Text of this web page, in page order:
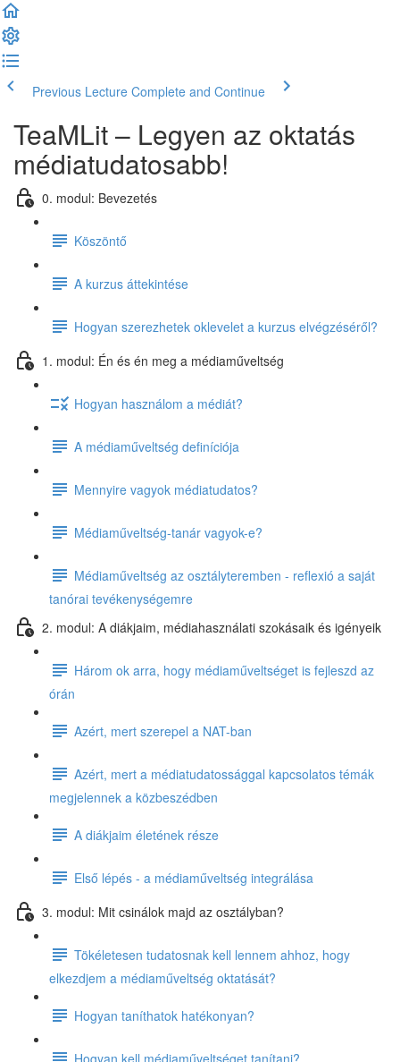
Previous Lecture Complete and Continue
TeaMLit – Legyen az oktatás
médiatudatosabb!
0. modul: Bevezetés
Köszöntő
A kurzus áttekintése
Hogyan szerezhetek oklevelet a kurzus elvégzéséről?
1. modul: Én és én meg a médiaműveltség
Hogyan használom a médiát?
A médiaműveltség definíciója
Mennyire vagyok médiatudatos?
Médiaműveltség-tanár vagyok-e?
Médiaműveltség az osztályteremben - reflexió a saját
tanórai tevékenységemre
2. modul: A diákjaim, médiahasználati szokásaik és igényeik
Három ok arra, hogy médiaműveltséget is fejleszd az
órán
Azért, mert szerepel a NAT-ban
Azért, mert a médiatudatossággal kapcsolatos témák
megjelennek a közbeszédben
A diákjaim életének része
Első lépés - a médiaműveltség integrálása
3. modul: Mit csinálok majd az osztályban?
Tökéletesen tudatosnak kell lennem ahhoz, hogy
elkezdjem a médiaműveltség oktatását?
Hogyan taníthatok hatékonyan?
Hogyan kell médiaműveltséget tanítani?